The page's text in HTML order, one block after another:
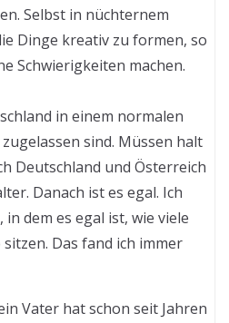
Selbst in nüchternem
Dinge kreativ zu formen, so
Schwierigkeiten machen.
in einem normalen
sind. Müssen halt
Deutschland und Österreich
Danach ist es egal. Ich
dem es egal ist, wie viele
Das fand ich immer
Vater hat schon seit Jahren